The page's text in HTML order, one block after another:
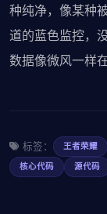
种纯净，像某种
道的蓝色监控，
数据像微风一样
标签： 王者荣耀
核心代码
源代码